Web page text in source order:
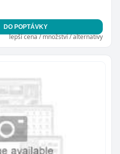
DO POPTÁVKY
lepší cena / množství / alternativy